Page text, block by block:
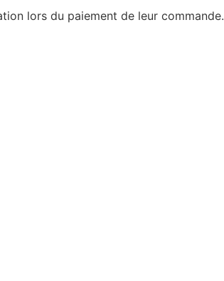
lors du paiement de leur commande.